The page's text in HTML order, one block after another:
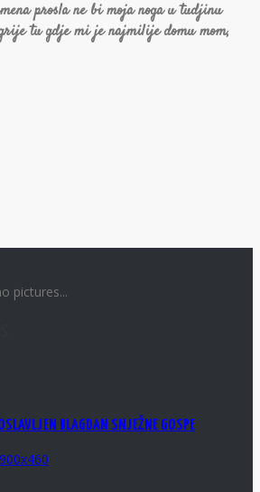
prosla ne bi moja noga u tudjinu
grije tu gdje mi je najmilije domu mom,
pictures...
BLAGDAN SNJEŽNE GOSPE